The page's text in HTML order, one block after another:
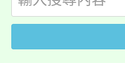
代理(課)教
轉知中國
《TA101
轉知苗栗